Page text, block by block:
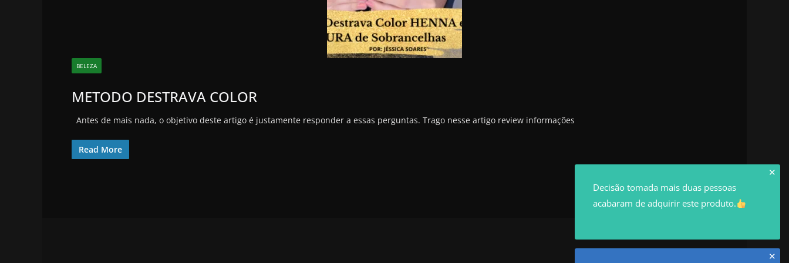
BELEZA
METODO DESTRAVA COLOR
Antes de mais nada, o objetivo deste artigo é justamente responder a essas perguntas. Trago nesse artigo review informações
Read More
✕
Decisão tomada mais duas pessoas
acabaram de adquirir este produto.
✕